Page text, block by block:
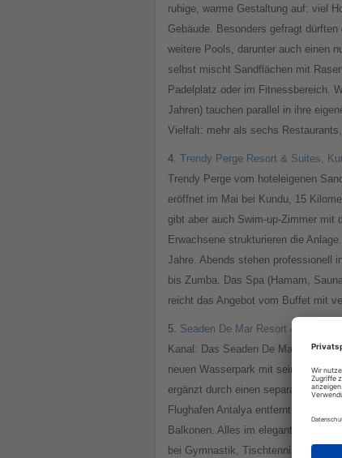
ruhige, warme Gestaltung auf: viel
Gebäude. Besonders gefragt
weitere Pools, darunter auch einen
selbst mischt Sandflächen mit
Padelplatz oder im Fitnessbereich.
Jahren) tauchen parallel in ihre
Vielfalt: mehr als sechs
4. Trendy Perge Resort & Suites,
Trendy Perge vom hoteleigenen
eröffnet im Mai bei Kundu, 15
gibt aber auch Swim-up-Zimmer mit
Erwachsene strukturieren die
Jahre. Abends stehen professionell
bis Zumba. Das Spa (Hamam,
reicht das Angebot vom Buffet mit
5. Seaden De Mar Resort & Spa,
Kanal: Das Seaden De Mar
neuen Wasserpark mit seinem
ergänzt durch einen separaten
Flughafen Antalya entfernt. Die 376
Balkonen. Alles im eleganten Stil in
bei Gymnastik, Tischtennis,